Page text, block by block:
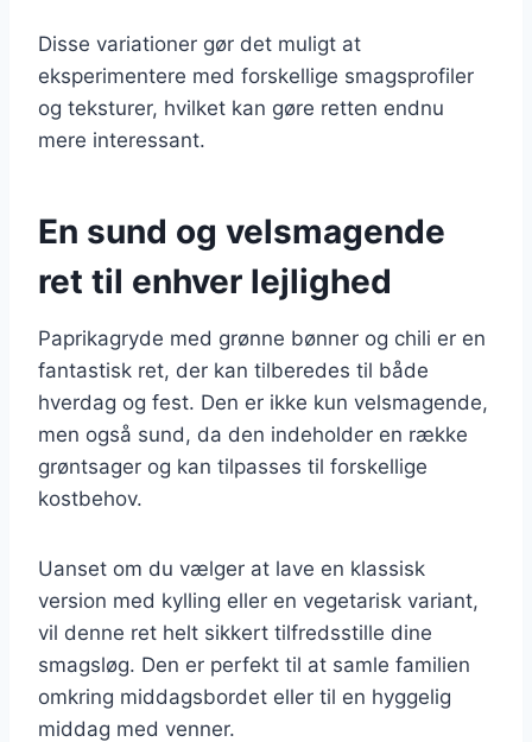
Disse variationer gør det muligt at
eksperimentere med forskellige smagsprofiler
og teksturer, hvilket kan gøre retten endnu
mere interessant.
En sund og velsmagende
ret til enhver lejlighed
Paprikagryde med grønne bønner og chili er en
fantastisk ret, der kan tilberedes til både
hverdag og fest. Den er ikke kun velsmagende,
men også sund, da den indeholder en række
grøntsager og kan tilpasses til forskellige
kostbehov.
Uanset om du vælger at lave en klassisk
version med kylling eller en vegetarisk variant,
vil denne ret helt sikkert tilfredsstille dine
smagsløg. Den er perfekt til at samle familien
omkring middagsbordet eller til en hyggelig
middag med venner.